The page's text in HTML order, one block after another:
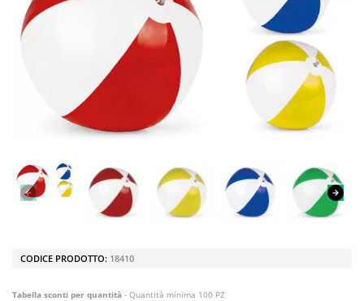
CODICE PRODOTTO: 18410
Tabella sconti per quantità - Quantità minima 100 PZ